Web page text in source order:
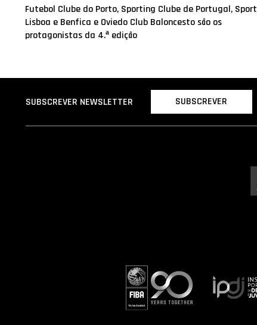
Futebol Clube do Porto, Sporting Clube de Portugal, Sport
Lisboa e Benfica e Oviedo Club Baloncesto são os
protagonistas da 4.ª edição
SUBSCREVER NEWSLETTER SUBSCREVER